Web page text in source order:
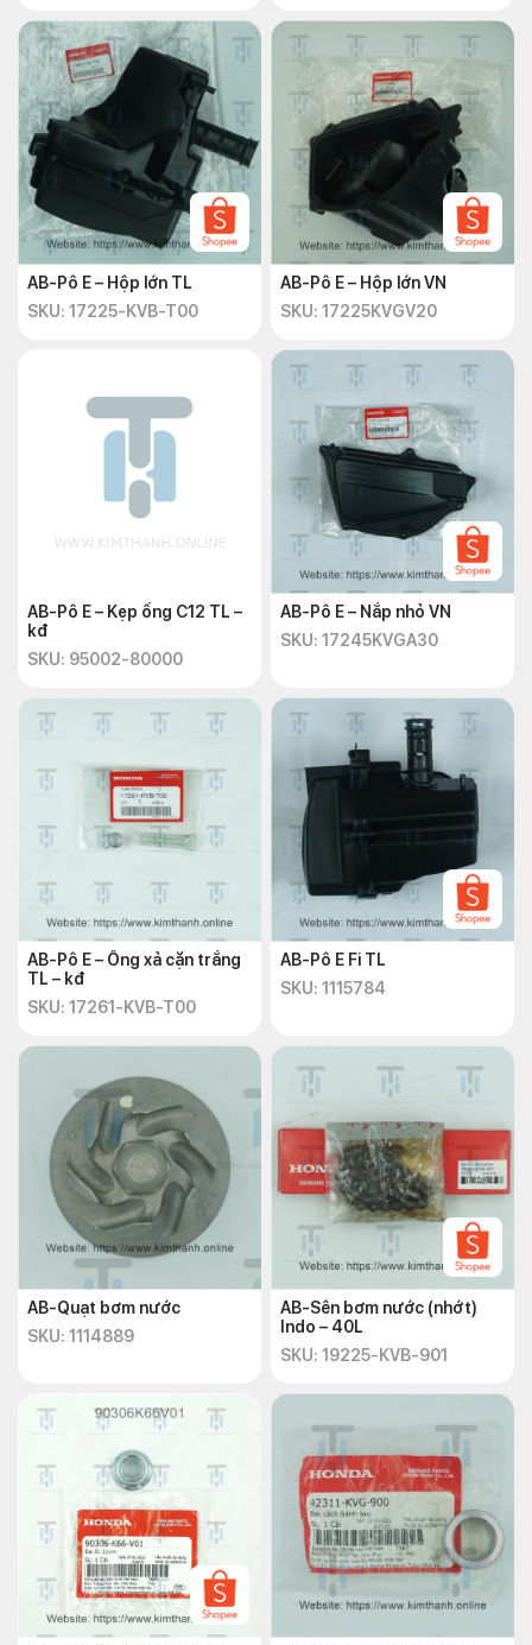
AB-Pô E – Hộp lớn TL
SKU: 17225-KVB-T00
AB-Pô E – Hộp lớn VN
SKU: 17225KVGV20
AB-Pô E – Kẹp ống C12 TL –
kđ
SKU: 95002-80000
AB-Pô E – Nắp nhỏ VN
SKU: 17245KVGA30
AB-Pô E – Ống xả cặn trắng
TL – kđ
SKU: 17261-KVB-T00
AB-Pô E Fi TL
SKU: 1115784
AB-Quạt bơm nước
SKU: 1114889
AB-Sên bơm nước (nhớt)
Indo – 40L
SKU: 19225-KVB-901